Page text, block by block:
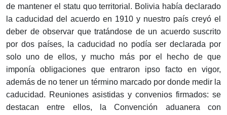
de mantener el statu quo territorial. Bolivia había declarado
la caducidad del acuerdo en 1910 y nuestro país creyó el
deber de observar que tratándose de un acuerdo suscrito
por dos países, la caducidad no podía ser declarada por
solo uno de ellos, y mucho más por el hecho de que
imponía obligaciones que entraron ipso facto en vigor,
además de no tener un término marcado por donde medir la
caducidad. Reuniones asistidas y convenios firmados: se
destacan entre ellos, la Convención aduanera con